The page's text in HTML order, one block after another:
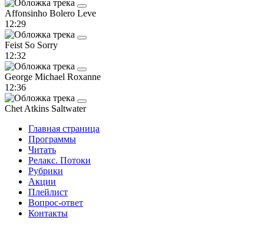
Affonsinho Bolero Leve
12:29
Feist So Sorry
12:32
George Michael Roxanne
12:36
Chet Atkins Saltwater
Главная страница
Программы
Читать
Релакс. Потоки
Рубрики
Акции
Плейлист
Вопрос-ответ
Контакты